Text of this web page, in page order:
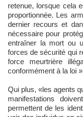
retenue, lorsque cela
proportionnée. Les
dernier recours et
nécessaire pour
entraîner la mort ou
forces de sécurité qui
force meurtrière
conformément à la loi
Qui plus, «les agents
manifestations
permettent de les